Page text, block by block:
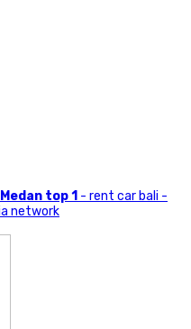
top 1 - rent car bali -
network